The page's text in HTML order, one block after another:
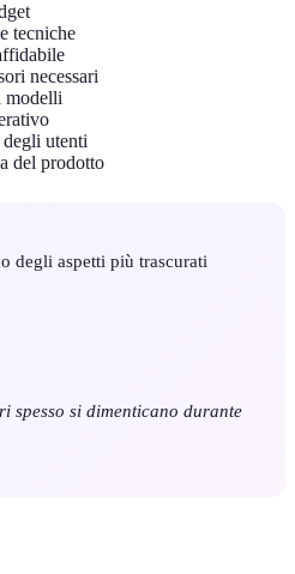
tecniche
necessari
modelli
utenti
del prodotto
degli aspetti più trascurati
spesso si dimenticano durante